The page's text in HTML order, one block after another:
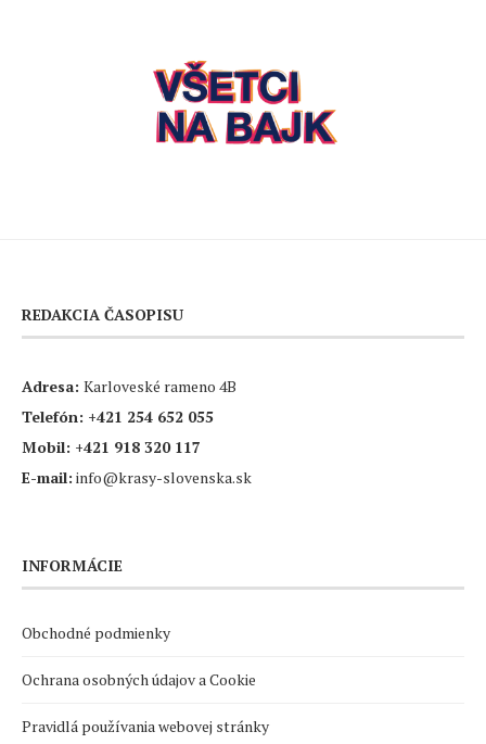
REDAKCIA ČASOPISU
Adresa: Karloveské rameno 4B
Telefón: +421 254 652 055
Mobil: +421 918 320 117
E-mail: info@krasy-slovenska.sk
INFORMÁCIE
Obchodné podmienky
Ochrana osobných údajov a Cookie
Pravidlá používania webovej stránky